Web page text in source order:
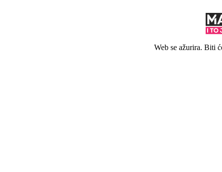
Web se ažurira. Biti